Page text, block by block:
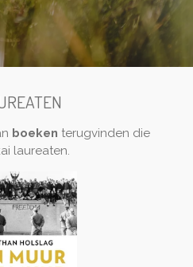
boeken terugvinden die
laureaten.